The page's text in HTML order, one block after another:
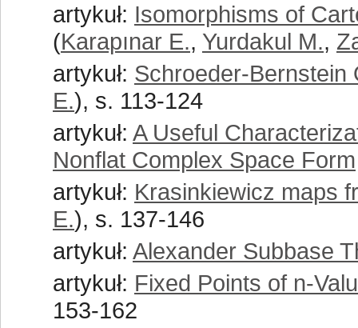
artykuł: Isomorphisms of
(Karapınar E., Yurdakul M.,
artykuł: Schroeder-Bernstein
E.), s. 113-124
artykuł: A Useful
Nonflat Complex Space Form
artykuł: Krasinkiewicz maps
E.), s. 137-146
artykuł: Alexander Subbase
artykuł: Fixed Points of n-
153-162